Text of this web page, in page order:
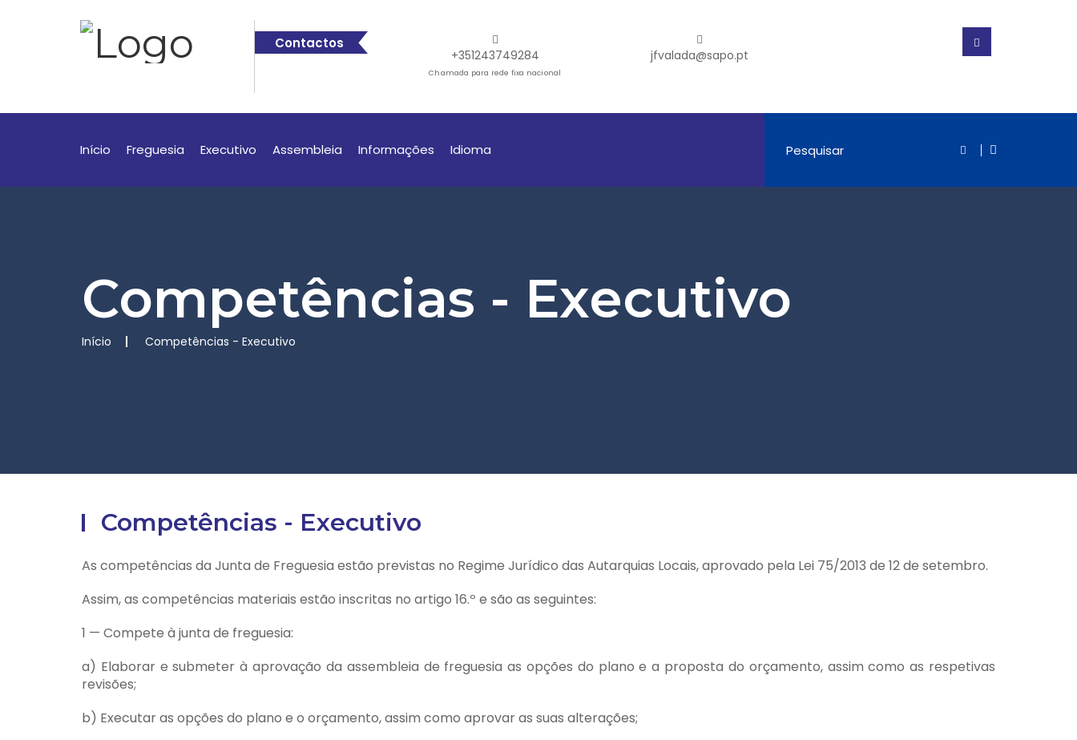
Contactos
+351243749284
Chamada para rede fixa nacional
jfvalada@sapo.pt
Início Freguesia Executivo Assembleia Informações Idioma
Competências - Executivo
Início Competências - Executivo
Competências - Executivo
As competências da Junta de Freguesia estão previstas no Regime Jurídico das Autarquias Locais, aprovado pela Lei 75/2013 de 12 de setembro.
Assim, as competências materiais estão inscritas no artigo 16.º e são as seguintes:
1 — Compete à junta de freguesia:
a) Elaborar e submeter à aprovação da assembleia de freguesia as opções do plano e a proposta do orçamento, assim como as respetivas
revisões;
b) Executar as opções do plano e o orçamento, assim como aprovar as suas alterações;